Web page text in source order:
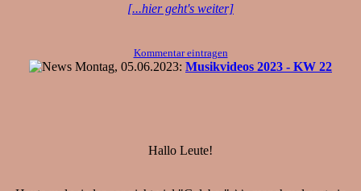
[...hier geht's weiter]
Kommentar eintragen
Montag, 05.06.2023: Musikvideos 2023 - KW 22
Hallo Leute!